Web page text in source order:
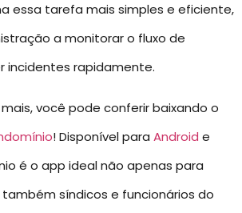
essa tarefa mais simples e eficiente,
a monitorar o fluxo de
incidentes rapidamente.
você pode conferir baixando o
! Disponível para Android e
é o app ideal não apenas para
síndicos e funcionários do